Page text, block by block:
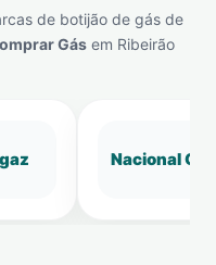
de botijão de gás de
Gás em Ribeirão
Nacional Gás